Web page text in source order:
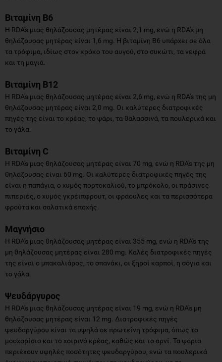
Βιταμίνη Β6
Η RDA's μιας θηλάζουσας μητέρας είναι 2,1 mg, ενώ η RDA's μη
θηλάζουσας μητέρας είναι 1,6 mg. Η βιταμίνη Β6 υπάρχει σε όλα
τα τρόφιμα, ιδίως στον κρόκο του αυγού, στο συκώτι, τα νεφρά
και τη μαγιά.
Βιταμίνη Β12
Η RDA's μιας θηλάζουσας μητέρας είναι 2,6 mg, ενώ η RDA's της μη
θηλάζουσας μητέρας είναι 2,0 mg. Οι καλύτερες διατροφικές
πηγές της είναι το κρέας, το ψάρι, τα θαλασσινά, τα πουλερικά και
το γάλα.
Βιταμίνη C
Η RDA's μιας θηλάζουσας μητέρας είναι 70 mg, ενώ η RDA's της μη
θηλάζουσας είναι 60 mg. Οι καλύτερες διατροφικές πηγές της
είναι η παπάγια, ο χυμός πορτοκαλιού, το μπρόκολο, οι πράσινες
πιπεριές, ο χυμός γκρέιπφρουτ, οι φράουλες και τα περισσότερα
φρούτα και σαλατικά εποχής.
Μαγνήσιο
Η RDA's μιας θηλάζουσας μητέρας είναι 355 mg, ενώ η RDA's της
μη θηλάζουσας μητέρας είναι 280 mg. Καλές διατροφικές πηγές
της είναι ο μπακαλιάρος, το σπανάκι, οι ξηροί καρποί, η σόγια και
το γάλα.
Ψευδάργυρος
Η RDA's μιας θηλάζουσας μητέρας είναι 19 mg, ενώ η RDA's μη
θηλάζουσας μητέρας είναι 12 mg. Διατροφικές πηγές
ψευδαργύρου είναι τα υψηλά σε πρωτεΐνη τρόφιμα, όπως το
μοσχαρίσιο και το χοιρινό κρέας, καθώς και το αρνί. Τα ψάρια
περιέχουν υψηλές ποσότητες ψευδαργύρου, ενώ τα πουλερικά